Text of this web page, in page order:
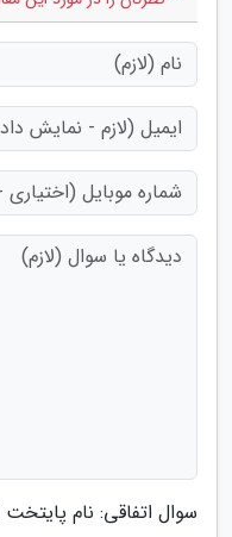
سوال اتفاقی: نام